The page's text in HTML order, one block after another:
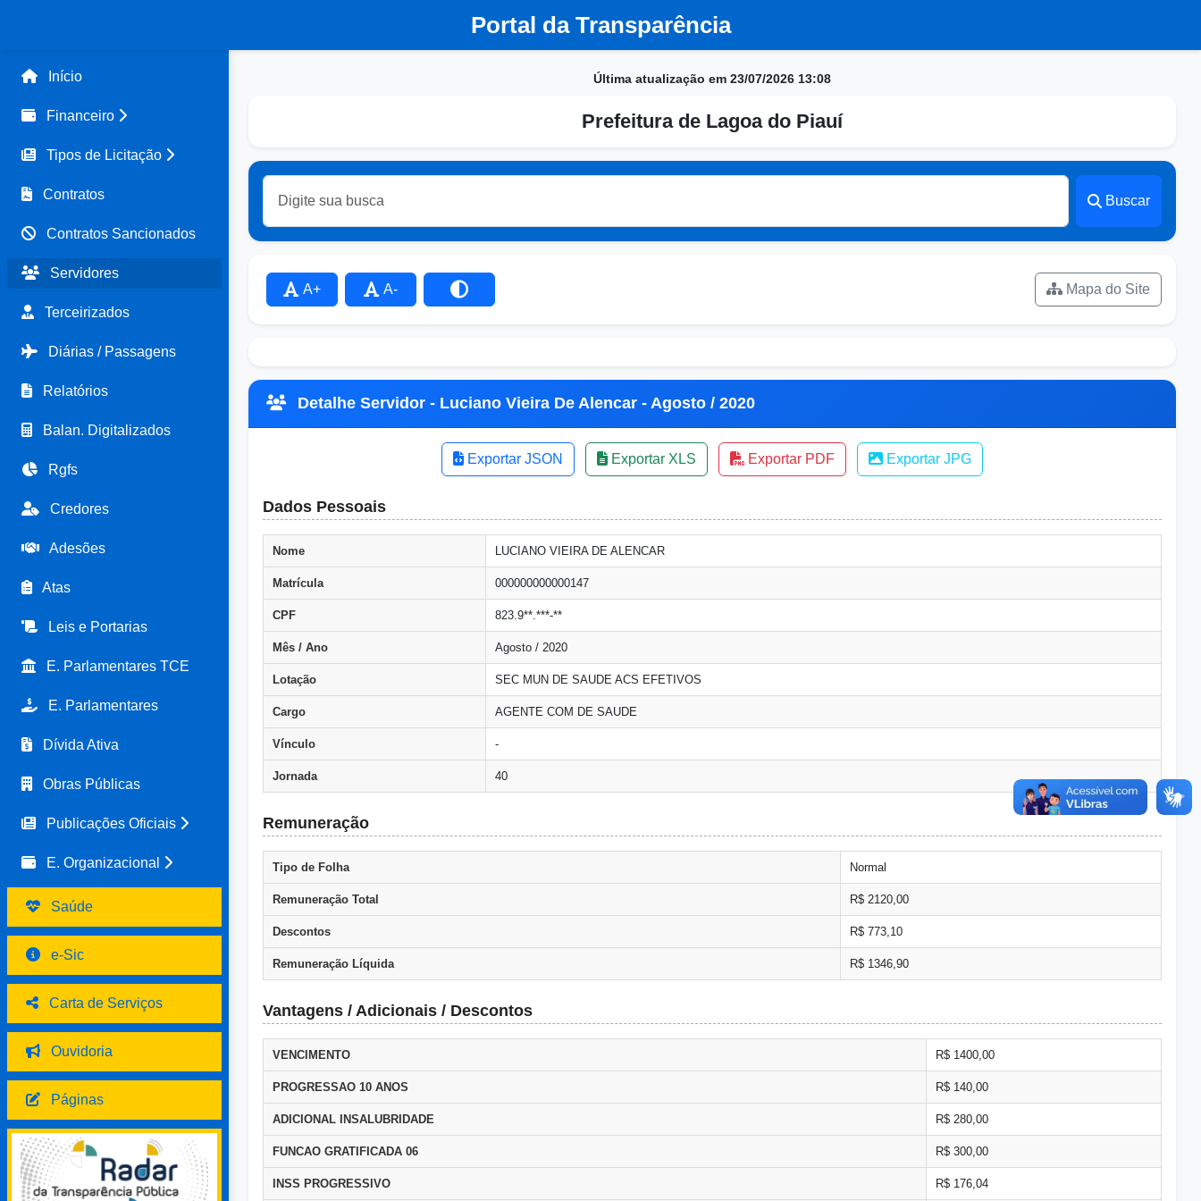
Portal da Transparência
Início
Financeiro
Tipos de Licitação
Contratos
Contratos Sancionados
Servidores
Terceirizados
Diárias / Passagens
Relatórios
Balan. Digitalizados
Rgfs
Credores
Adesões
Atas
Leis e Portarias
E. Parlamentares TCE
E. Parlamentares
Dívida Ativa
Obras Públicas
Publicações Oficiais
E. Organizacional
Saúde
e-Sic
Carta de Serviços
Ouvidoria
Páginas
Última atualização em 23/07/2026 13:08
Prefeitura de Lagoa do Piauí
Buscar
A+ A- Mapa do Site
Detalhe Servidor - Luciano Vieira De Alencar - Agosto / 2020
Exportar JSON Exportar XLS Exportar PDF Exportar JPG
Dados Pessoais
Nome LUCIANO VIEIRA DE ALENCAR
Matrícula 000000000000147
CPF 823.9**.***-**
Mês / Ano Agosto / 2020
Lotação SEC MUN DE SAUDE ACS EFETIVOS
Cargo AGENTE COM DE SAUDE
Vínculo -
Jornada 40
Remuneração
Tipo de Folha Normal
Remuneração Total R$ 2120,00
Descontos R$ 773,10
Remuneração Líquida R$ 1346,90
Vantagens / Adicionais / Descontos
VENCIMENTO R$ 1400,00
PROGRESSAO 10 ANOS R$ 140,00
ADICIONAL INSALUBRIDADE R$ 280,00
FUNCAO GRATIFICADA 06 R$ 300,00
INSS PROGRESSIVO R$ 176,04